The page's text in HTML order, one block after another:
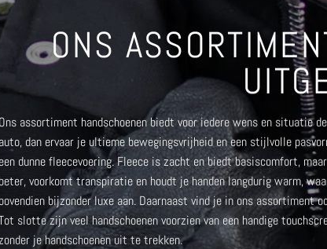
ONS
Ons assortiment handschoenen biedt voor iedere wens en situatie
auto, dan ervaar je ultieme bewegingsvrijheid en een stijlvolle
een dunne fleecevoering. Fleece is zacht en biedt basiscomfort, maar
beter, voorkomt transpiratie en houdt je handen langdurig warm,
bovendien bijzonder luxe aan. Daarnaast vind je in ons assortiment
slotte zijn veelhandschoenen voorzien van een handige
je handschoenen uit te trekken.